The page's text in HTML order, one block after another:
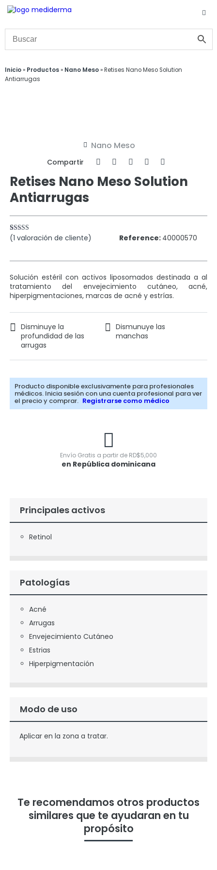
Inicio» Productos» Nano Meso»Retises Nano Meso Solution
Antiarrugas
Nano Meso
Compartir
Retises Nano Meso Solution
Antiarrugas
Valorado
1
cliente
(1 valoración de cliente) Reference: 40000570
Solución estéril con activos liposomados destinada a al
tratamiento del envejecimiento cutáneo, acné,
hiperpigmentaciones, marcas de acné y estrías.
Disminuye la
profundidad de las
arrugas
Dismunuye las
manchas
Producto disponible exclusivamente para profesionales
médicos. Inicia sesión con una cuenta profesional para ver
el precio y comprar. Registrarse como médico
Envío Gratis a partir de RD$5,000
en República dominicana
Principales activos
Retinol
Patologías
Acné
Arrugas
Envejecimiento Cutáneo
Estrias
Hiperpigmentación
Modo de uso
Aplicar en la zona a tratar.
Te recomendamos otros productos
similares que te ayudaran en tu
propósito